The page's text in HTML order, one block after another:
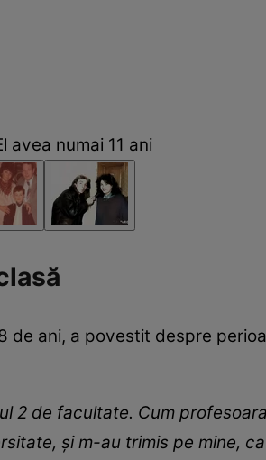
avea numai 11 ani
de ani, a povestit despre
2 de facultate. Cum
și m-au trimis pe mine,